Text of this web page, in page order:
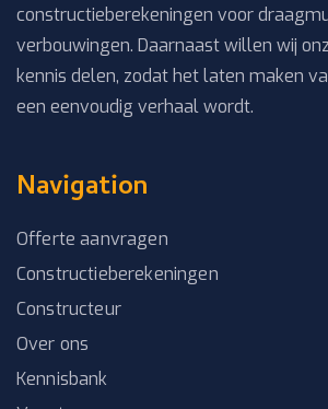
constructieberekeningen voor
verbouwingen. Daarnaast willen wij
kennis delen, zodat het laten maken
een eenvoudig verhaal wordt.
Navigation
Offerte aanvragen
Constructieberekeningen
Constructeur
Over ons
Kennisbank